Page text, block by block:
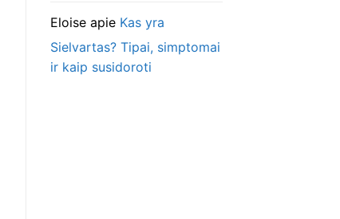
Eloiseapie Kas yra
Sielvartas? Tipai, simptomai
ir kaip susidoroti